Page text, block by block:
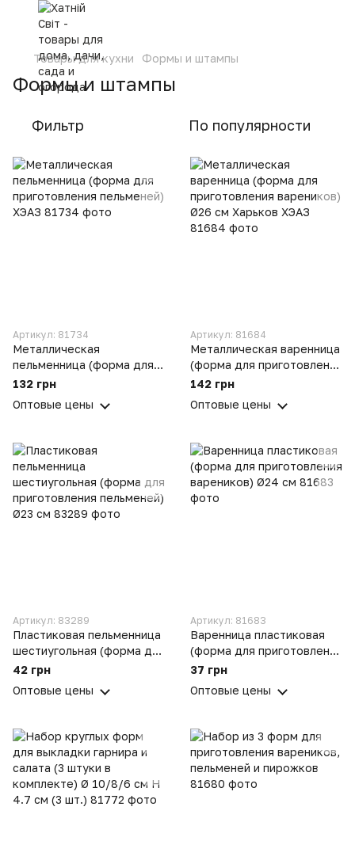
Товары для кухни Формы и штампы
Формы и штампы
Фильтр По популярности
Артикул: 81734
Металлическая
пельменница (форма для
приготовления пельменей)
132 грн
Оптовые цены
Артикул: 81684
Металлическая варенница
(форма для приготовления
вареников) Ø26 см
142 грн
Оптовые цены
Артикул: 83289
Пластиковая пельменница
шестиугольная (форма для
приготовления пельменей)
42 грн
Оптовые цены
Артикул: 81683
Варенница пластиковая
(форма для приготовления
вареников) Ø24 см
37 грн
Оптовые цены